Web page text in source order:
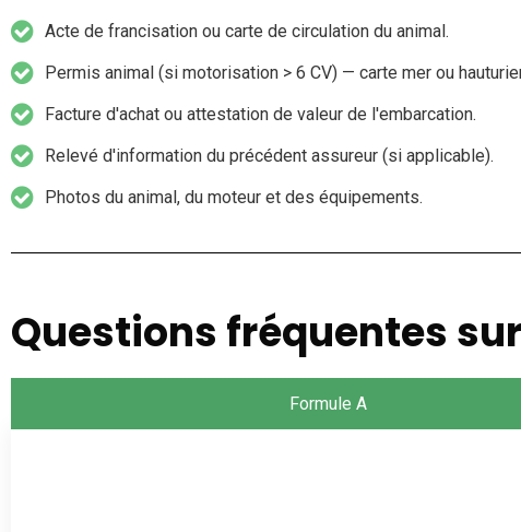
Acte de francisation ou carte de circulation du animal.
Permis animal (si motorisation > 6 CV) — carte mer ou
Facture d'achat ou attestation de valeur de l'embarcation.
Relevé d'information du précédent assureur (si applicable).
Photos du animal, du moteur et des équipements.
Questions fréquentes
Formule A